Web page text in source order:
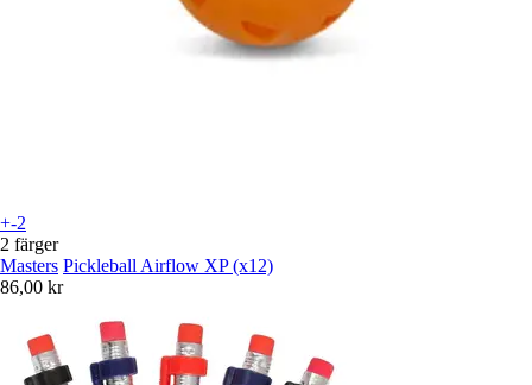
+-2
2 färger
Masters Pickleball Airflow XP (x12)
86,00 kr